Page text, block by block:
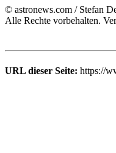
© astronews.com / Stefan
Alle Rechte vorbehalten.
URL dieser Seite: https://